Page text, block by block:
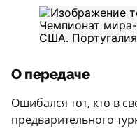
О передаче
Ошибался тот, кто в
предварительного